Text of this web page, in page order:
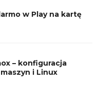
w Play na kartę
– konfiguracja
i Linux